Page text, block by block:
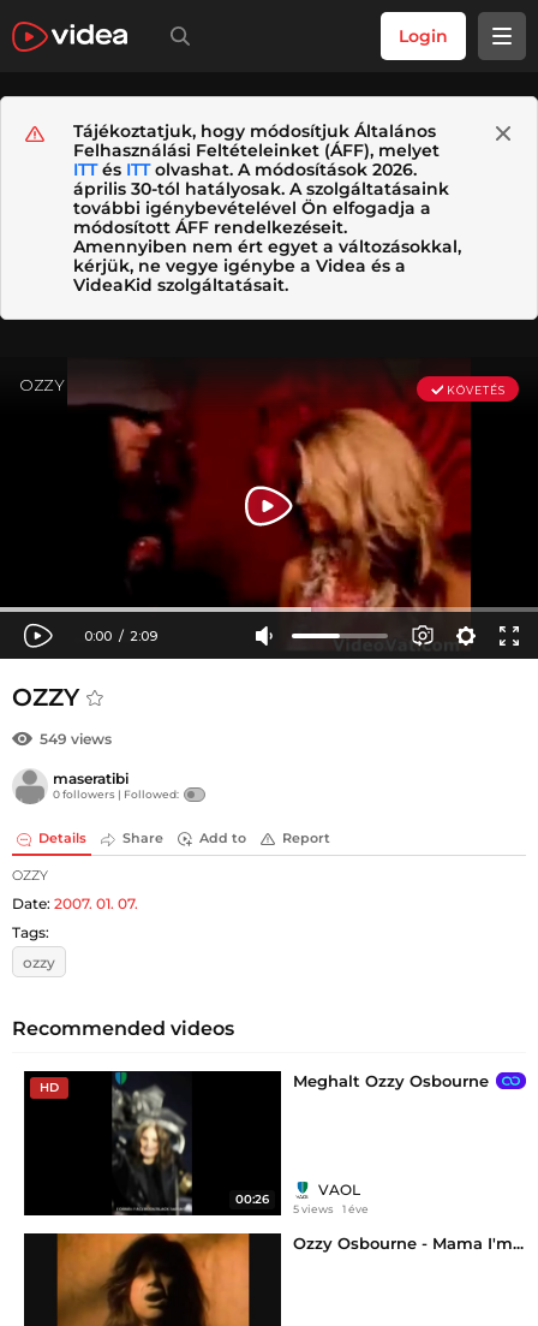
Login
Tájékoztatjuk, hogy módosítjuk Általános
Felhasználási Feltételeinket (ÁFF), melyet
ITTés ITTolvashat. A módosítások 2026.
április 30-tól hatályosak. A szolgáltatásaink
további igénybevételével Ön elfogadja a
módosított ÁFF rendelkezéseit.
Amennyiben nem ért egyet a változásokkal,
kérjük, ne vegye igénybe a Videa és a
VideaKid szolgáltatásait.
OZZY
549 views
maseratibi
0 followers | Followed:
Details Share Add to Report
OZZY
Date: 2007. 01. 07.
Tags:
ozzy
Recommended videos
HD
00:26
Meghalt Ozzy Osbourne
VAOL
5 views 1 éve
Ozzy Osbourne - Mama I'm...